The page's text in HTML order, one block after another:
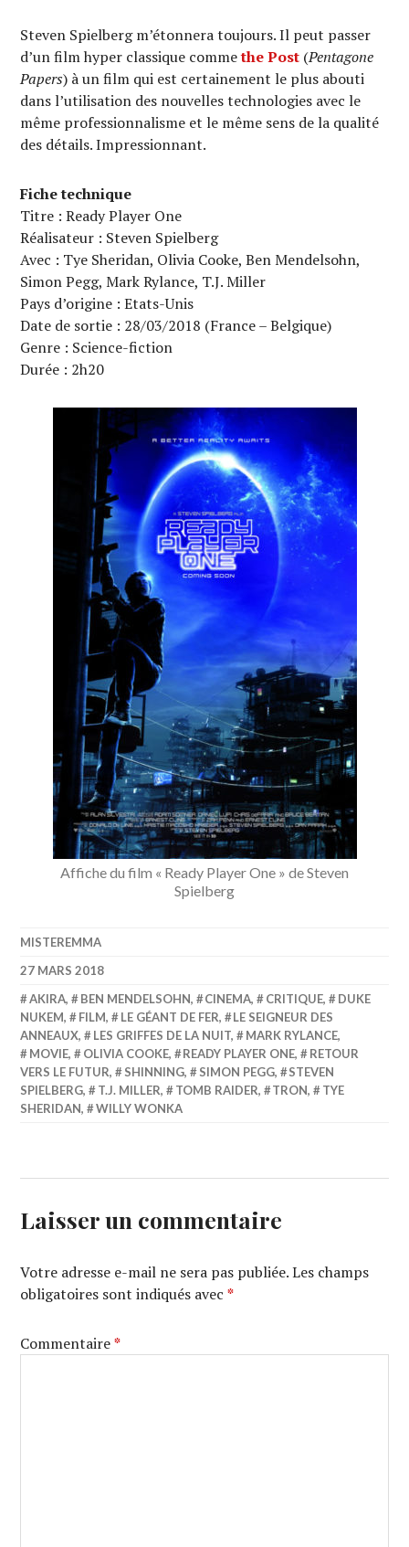
Steven Spielberg m’étonnera toujours. Il peut passer
d’un film hyper classique commethe Post (Pentagone
Papers) à un film qui est certainement le plus abouti
dans l’utilisation des nouvelles technologies avec le
même professionnalisme et le même sens de la qualité
des détails. Impressionnant.
Fiche technique
Titre : Ready Player One
Réalisateur : Steven Spielberg
Avec : Tye Sheridan, Olivia Cooke, Ben Mendelsohn,
Simon Pegg, Mark Rylance, T.J. Miller
Pays d’origine : Etats-Unis
Date de sortie : 28/03/2018 (France – Belgique)
Genre : Science-fiction
Durée : 2h20
Affiche du film « Ready Player One » de Steven
Spielberg
MISTEREMMA
27 MARS 2018
AKIRA, BEN MENDELSOHN, CINEMA, CRITIQUE,
DUKE
NUKEM, FILM, LE GÉANT DE FER,
LE SEIGNEUR DES
ANNEAUX, LES GRIFFES DE LA NUIT, MARK RYLANCE,
MOVIE, OLIVIA COOKE, READY PLAYER ONE,
RETOUR
VERS LE FUTUR, SHINNING, SIMON PEGG,
STEVEN
SPIELBERG, T.J. MILLER, TOMB RAIDER, TRON,
TYE
SHERIDAN, WILLY WONKA
Laisser un commentaire
Votre adresse e-mail ne sera pas publiée. Les champs
obligatoires sont indiqués avec*
Commentaire*